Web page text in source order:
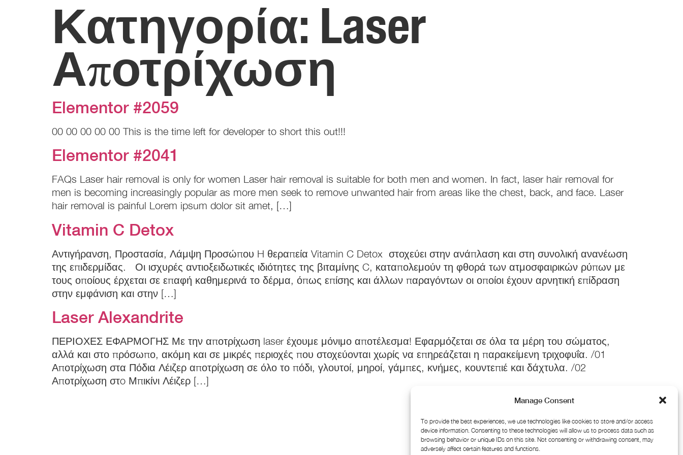
Manage Consent
To provide the best experiences, we use technologies like cookies to store and/or access
device information. Consenting to these technologies will allow us to process data such as
browsing behavior or unique IDs on this site. Not consenting or withdrawing consent, may
adversely affect certain features and functions.
Κατηγορία: Laser
Αποτρίχωση
Elementor #2059
00 00 00 00 00 This is the time left for developer to short this out!!!
Elementor #2041
FAQs Laser hair removal is only for women Laser hair removal is suitable for both men and women. In fact, laser hair removal for
men is becoming increasingly popular as more men seek to remove unwanted hair from areas like the chest, back, and face. Laser
hair removal is painful Lorem ipsum dolor sit amet, […]
Vitamin C Detox
Αντιγήρανση, Προστασία, Λάμψη Προσώπου H θεραπεία Vitamin C Detox στοχεύει στην ανάπλαση και στη συνολική ανανέωση
της επιδερμίδας. Οι ισχυρές αντιοξειδωτικές ιδιότητες της βιταμίνης C, καταπολεμούν τη φθορά των ατμοσφαιρικών ρύπων με
τους οποίους έρχεται σε επαφή καθημερινά το δέρμα, όπως επίσης και άλλων παραγόντων οι οποίοι έχουν αρνητική επίδραση
στην εμφάνιση και στην […]
Laser Alexandrite
ΠΕΡΙΟΧΕΣ ΕΦΑΡΜΟΓΗΣ Με την αποτρίχωση laser έχουμε μόνιμο αποτέλεσμα! Εφαρμόζεται σε όλα τα μέρη του σώματος,
αλλά και στο πρόσωπο, ακόμη και σε μικρές περιοχές που στοχεύονται χωρίς να επηρεάζεται η παρακείμενη τριχοφυΐα. /01
Αποτρίχωση στα Πόδια Λέιζερ αποτρίχωση σε όλο το πόδι, γλουτοί, μηροί, γάμπες, κνήμες, κουντεπιέ και δάχτυλα. /02
Αποτρίχωση στo Μπικίνι Λέιζερ […]